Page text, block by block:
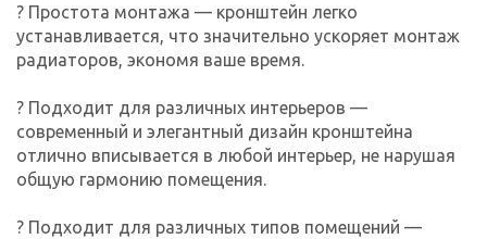
? Простота монтажа — кронштейн легко
устанавливается, что значительно ускоряет монтаж
радиаторов, экономя ваше время.
? Подходит для различных интерьеров —
современный и элегантный дизайн кронштейна
отлично вписывается в любой интерьер, не нарушая
общую гармонию помещения.
? Подходит для различных типов помещений —